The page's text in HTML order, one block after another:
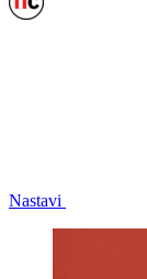
Nastavi